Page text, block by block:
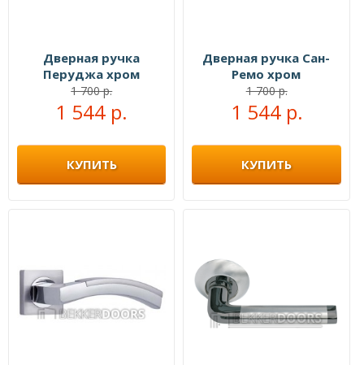
Дверная ручка
Перуджа хром
1 700 р.
1 544 р.
КУПИТЬ
Дверная ручка Сан-
Ремо хром
1 700 р.
1 544 р.
КУПИТЬ